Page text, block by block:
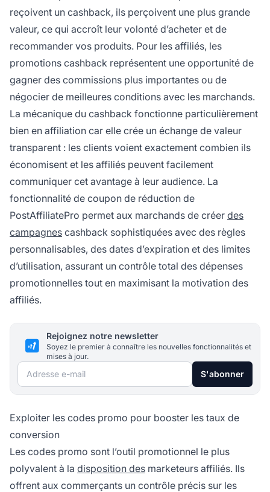
reçoivent un cashback, ils perçoivent une plus grande
valeur, ce qui accroît leur volonté d’acheter et de
recommander vos produits. Pour les affiliés, les
promotions cashback représentent une opportunité de
gagner des commissions plus importantes ou de
négocier de meilleures conditions avec les marchands.
La mécanique du cashback fonctionne particulièrement
bien en affiliation car elle crée un échange de valeur
transparent : les clients voient exactement combien ils
économisent et les affiliés peuvent facilement
communiquer cet avantage à leur audience. La
fonctionnalité de coupon de réduction de
PostAffiliatePro permet aux marchands de créer des
campagnes cashback sophistiquées avec des règles
personnalisables, des dates d’expiration et des limites
d’utilisation, assurant un contrôle total des dépenses
promotionnelles tout en maximisant la motivation des
affiliés.
Rejoignez notre newsletter
Soyez le premier à connaître les nouvelles fonctionnalités et
mises à jour.
Adresse e-mail S'abonner
Exploiter les codes promo pour booster les taux de
conversion
Les codes promo sont l’outil promotionnel le plus
polyvalent à la disposition des marketeurs affiliés. Ils
offrent aux commerçants un contrôle précis sur les